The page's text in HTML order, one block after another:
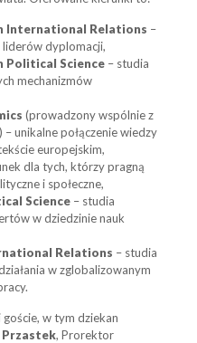
International Relations –
liderów dyplomacji,
Political Science – studia
mechanizmów
(prowadzony wspólnie z
unikalne połączenie wiedzy
europejskim,
dla tych, którzy pragną
i społeczne,
Science – studia
w dziedzinie nauk
Relations – studia
w zglobalizowanym
w tym dziekan
Przastek, Prorektor